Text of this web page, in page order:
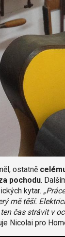
ostatně
pochodu.
kytar.
mě těší.
čas strávit v
Nicolai pro